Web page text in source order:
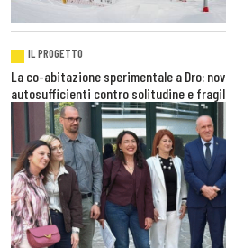
IL PROGETTO
La co-abitazione sperimentale a Dro:
autosufficienti contro solitudine e